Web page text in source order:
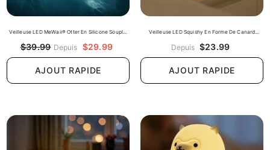
Veilleuse LED MeWaii® Otter En Silicone Souple,
Pour Enfants Et Filles
$39.99 Depuis $29.99
AJOUT RAPIDE
Veilleuse LED Squishy En Forme De Canard
Cadeau
Depuis $23.99
AJOUT RAPIDE